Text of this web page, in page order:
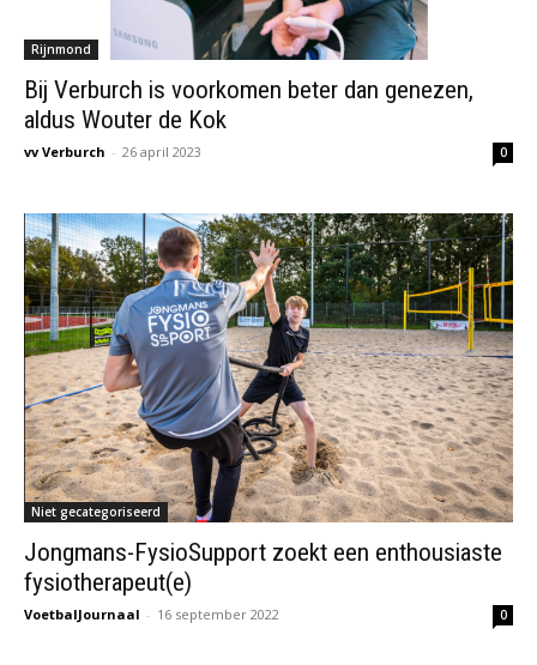
Rijnmond
Bij Verburch is voorkomen beter dan genezen,
aldus Wouter de Kok
vv Verburch - 26 april 2023 0
Niet gecategoriseerd
Jongmans-FysioSupport zoekt een enthousiaste
fysiotherapeut(e)
VoetbalJournaal - 16 september 2022 0